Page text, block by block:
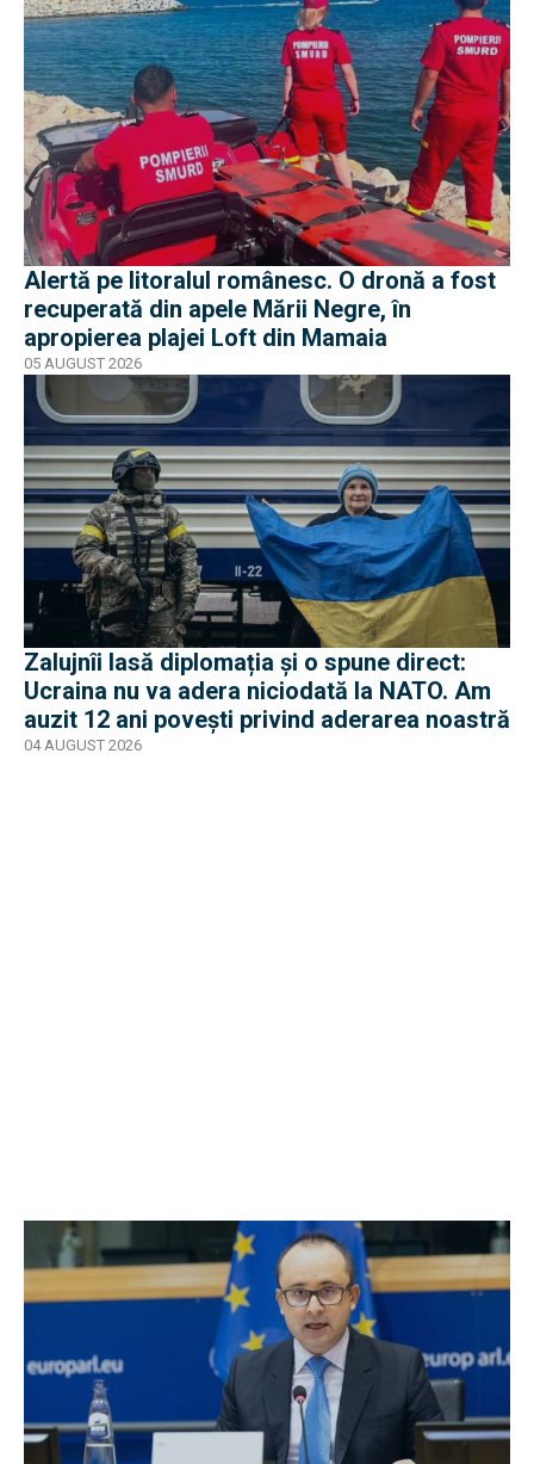
Alertă pe litoralul românesc. O dronă a fost
recuperată din apele Mării Negre, în
apropierea plajei Loft din Mamaia
05 AUGUST 2026
Zalujnîi lasă diplomația și o spune direct:
Ucraina nu va adera niciodată la NATO. Am
auzit 12 ani povești privind aderarea noastră
04 AUGUST 2026